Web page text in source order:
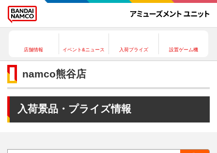
店舗情報 イベント&ニュース 入荷プライズ 設置ゲーム機
namco熊谷店
入荷景品・プライズ情報